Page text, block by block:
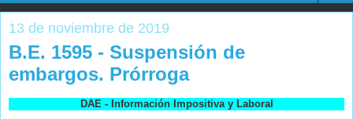
13 de noviembre de 2019
B.E. 1595 - Suspensión de
embargos. Prórroga
DAE - Información Impositiva y Laboral